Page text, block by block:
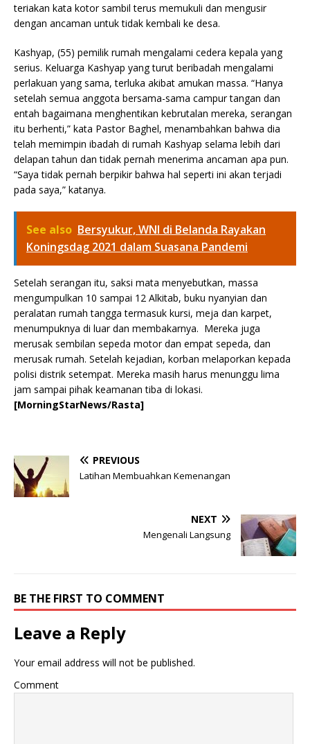
teriakan kata kotor sambil terus memukuli dan mengusir
dengan ancaman untuk tidak kembali ke desa.
Kashyap, (55) pemilik rumah mengalami cedera kepala yang
serius. Keluarga Kashyap yang turut beribadah mengalami
perlakuan yang sama, terluka akibat amukan massa. “Hanya
setelah semua anggota bersama-sama campur tangan dan
entah bagaimana menghentikan kebrutalan mereka, serangan
itu berhenti,” kata Pastor Baghel, menambahkan bahwa dia
telah memimpin ibadah di rumah Kashyap selama lebih dari
delapan tahun dan tidak pernah menerima ancaman apa pun.
“Saya tidak pernah berpikir bahwa hal seperti ini akan terjadi
pada saya,” katanya.
See also Bersyukur, WNI di Belanda Rayakan
Koningsdag 2021 dalam Suasana Pandemi
Setelah serangan itu, saksi mata menyebutkan, massa
mengumpulkan 10 sampai 12 Alkitab, buku nyanyian dan
peralatan rumah tangga termasuk kursi, meja dan karpet,
menumpuknya di luar dan membakarnya. Mereka juga
merusak sembilan sepeda motor dan empat sepeda, dan
merusak rumah. Setelah kejadian, korban melaporkan kepada
polisi distrik setempat. Mereka masih harus menunggu lima
jam sampai pihak keamanan tiba di lokasi.
[MorningStarNews/Rasta]
PREVIOUS
Latihan Membuahkan Kemenangan
NEXT
Mengenali Langsung
BE THE FIRST TO COMMENT
Leave a Reply
Your email address will not be published.
Comment